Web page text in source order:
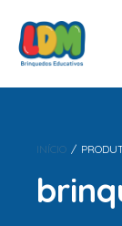
INÍCIO /